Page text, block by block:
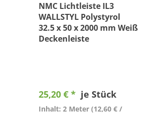
NMC Lichtleiste IL3
WALLSTYL Polystyrol
32.5 x 50 x 2000 mm Weiß
Deckenleiste
25,20 € * je Stück
Inhalt: 2 Meter (12,60 € /